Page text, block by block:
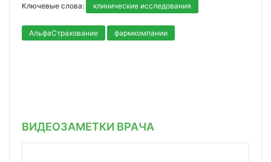
Ключевые слова: клинические исследования
АльфаСтрахование фармкомпании
ВИДЕОЗАМЕТКИ ВРАЧА